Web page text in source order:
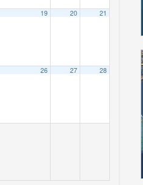
19 20 21
26 27 28